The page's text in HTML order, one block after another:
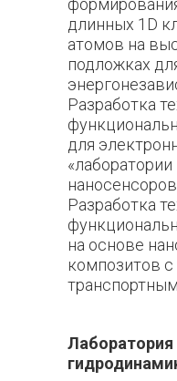
длинных 1D
атомов на
подложках
Разработка
для
«лаборатории
Разработка
на основе
композитов